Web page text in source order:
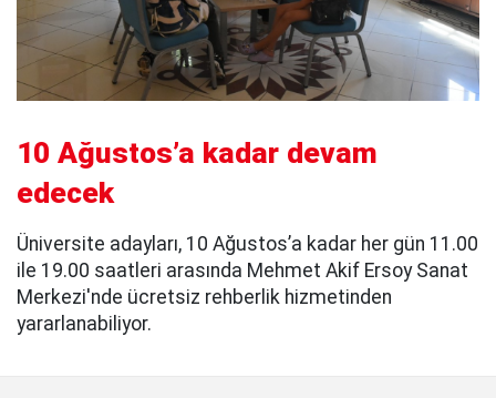
10 Ağustos’a kadar devam
edecek
Üniversite adayları, 10 Ağustos’a kadar her gün 11.00
ile 19.00 saatleri arasında Mehmet Akif Ersoy Sanat
Merkezi'nde ücretsiz rehberlik hizmetinden
yararlanabiliyor.